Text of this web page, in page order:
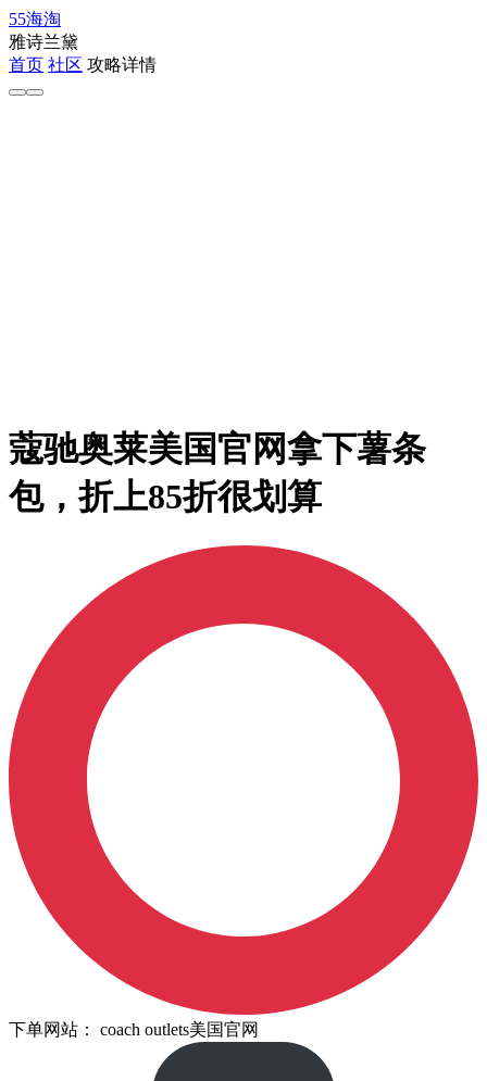
55海淘
雅诗兰黛
首页 社区 攻略详情
蔻驰奥莱美国官网拿下薯条
包，折上85折很划算
下单网站： coach outlets美国官网